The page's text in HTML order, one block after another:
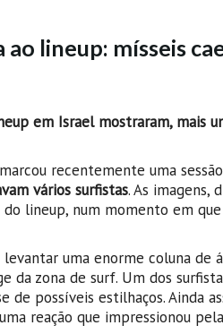
lineup: mísseis
em Israel mostraram, mais
recentemente uma
vários surfistas. As imagens,
lineup, num momento em
uma enorme coluna de
da zona de surf. Um dos
possíveis estilhaços. Ainda
reação que impressionou